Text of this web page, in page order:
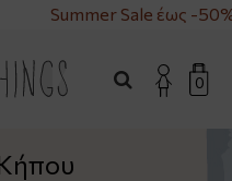
Summer Sale έως -50%
0